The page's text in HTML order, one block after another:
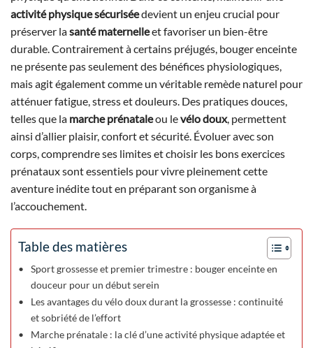
activité physique sécuriséedevient un enjeu crucial pour
préserver lasanté maternelleet favoriser un bien-être
durable. Contrairement à certains préjugés, bouger enceinte
ne présente pas seulement des bénéfices physiologiques,
mais agit également comme un véritable remède naturel pour
atténuer fatigue, stress et douleurs. Des pratiques douces,
telles que la marche prénataleou levélo doux, permettent
ainsi d’allier plaisir, confort et sécurité. Évoluer avec son
corps, comprendre ses limites et choisir les bons exercices
prénataux sont essentiels pour vivre pleinement cette
aventure inédite tout en préparant son organisme à
l’accouchement.
Table des matières
Sport grossesse et premier trimestre : bouger enceinte en
douceur pour un début serein
Les avantages du vélo doux durant la grossesse : continuité
et sobriété de l’effort
Marche prénatale : la clé d’une activité physique adaptée et